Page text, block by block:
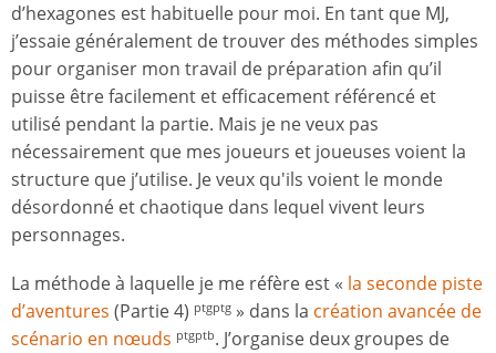
d’hexagones est habituelle pour moi. En tant que MJ,
j’essaie généralement de trouver des méthodes simples
pour organiser mon travail de préparation afin qu’il
puisse être facilement et efficacement référencé et
utilisé pendant la partie. Mais je ne veux pas
nécessairement que mes joueurs et joueuses voient la
structure que j’utilise. Je veux qu'ils voient le monde
désordonné et chaotique dans lequel vivent leurs
personnages.
La méthode à laquelle je me réfère est « la seconde piste
d’aventures (Partie 4) ptgptg » dans la création avancée de
scénario en nœuds ptgptb. J’organise deux groupes de